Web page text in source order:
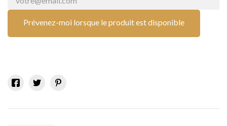
Prévenez-moi lorsque le produit est disponible